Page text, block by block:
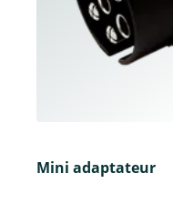
Mini adaptateur